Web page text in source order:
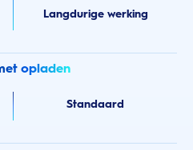
Langdurige werking
opladen
Standaard